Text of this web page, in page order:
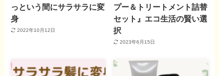
っという間にサラサラに変
身
2022年10月12日
プー＆トリートメント詰替
セット』エコ生活の賢い選
択
2023年6月15日